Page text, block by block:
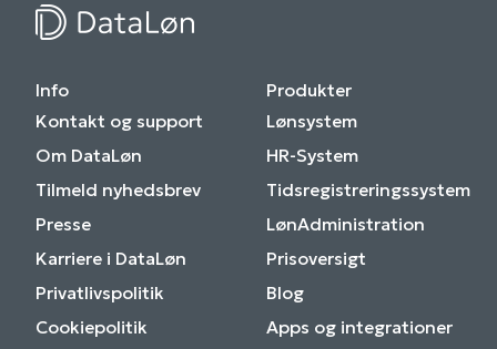
Info
Kontakt og support
Om DataLøn
Tilmeld nyhedsbrev
Presse
Karriere i DataLøn
Privatlivspolitik
Cookiepolitik
Produkter
Lønsystem
HR-System
Tidsregistreringssystem
LønAdministration
Prisoversigt
Blog
Apps og integrationer